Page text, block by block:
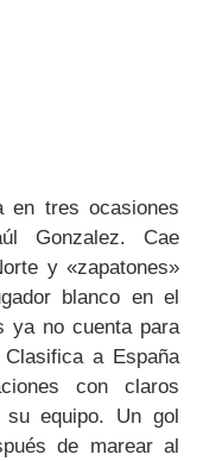
en tres ocasiones
Gonzalez. Cae
y «zapatones»
blanco en el
ya no cuenta para
a España
con claros
equipo. Un gol
de marear al